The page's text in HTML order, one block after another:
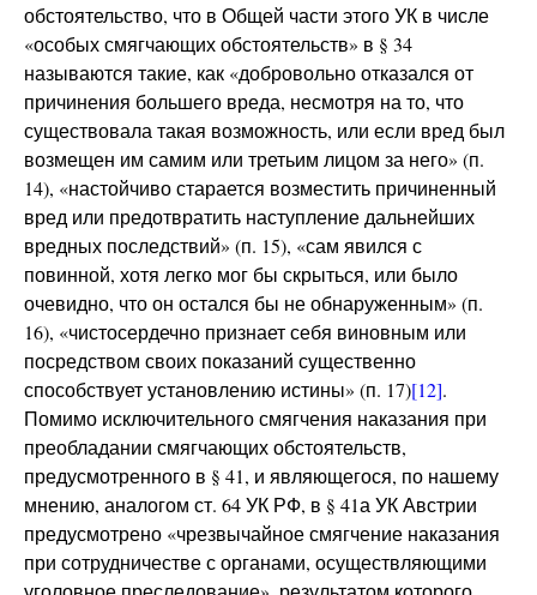
обстоятельство, что в Общей части этого УК в числе
«особых смягчающих обстоятельств» в § 34
называются такие, как «добровольно отказался от
причинения большего вреда, несмотря на то, что
существовала такая возможность, или если вред был
возмещен им самим или третьим лицом за него» (п.
14), «настойчиво старается возместить причиненный
вред или предотвратить наступление дальнейших
вредных последствий» (п. 15), «сам явился с
повинной, хотя легко мог бы скрыться, или было
очевидно, что он остался бы не обнаруженным» (п.
16), «чистосердечно признает себя виновным или
посредством своих показаний существенно
способствует установлению истины» (п. 17)[12].
Помимо исключительного смягчения наказания при
преобладании смягчающих обстоятельств,
предусмотренного в § 41, и являющегося, по нашему
мнению, аналогом ст. 64 УК РФ, в § 41а УК Австрии
предусмотрено «чрезвычайное смягчение наказания
при сотрудничестве с органами, осуществляющими